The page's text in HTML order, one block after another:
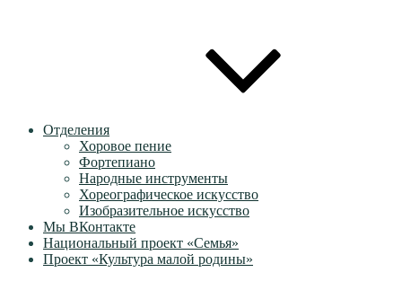
Отделения
Хоровое пение
Фортепиано
Народные инструменты
Хореографическое искусство
Изобразительное искусство
Мы ВКонтакте
Национальный проект «Семья»
Проект «Культура малой родины»